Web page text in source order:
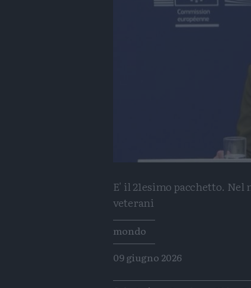
E' il 21esimo pacchetto.
veterani
Tags
mondo
09 giugno 2026